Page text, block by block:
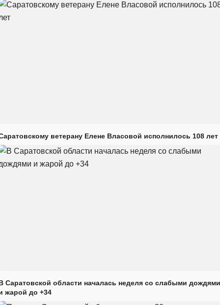
ветерану Елене Власовой исполнилось 108 лет
Саратовской области началась неделя со слабыми дождями
жарой до +34